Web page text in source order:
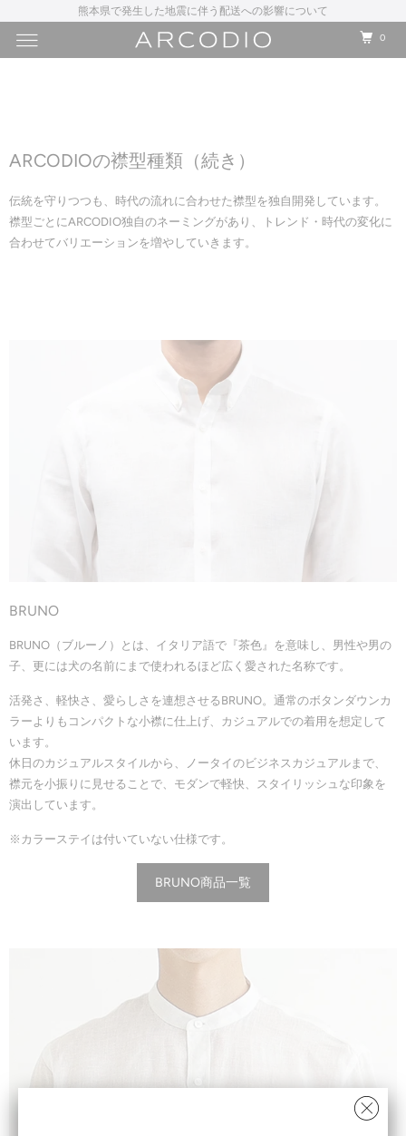
熊本県で発生した地震に伴う配送への影響について
ARCODIOの襟型種類（続き）
伝統を守りつつも、時代の流れに合わせた襟型を独自開発しています。
襟型ごとにARCODIO独自のネーミングがあり、トレンド・時代の変化に
合わせてバリエーションを増やしていきます。
BRUNO
BRUNO（ブルーノ）とは、イタリア語で『茶色』を意味し、男性や男の
子、更には犬の名前にまで使われるほど広く愛された名称です。
活発さ、軽快さ、愛らしさを連想させるBRUNO。通常のボタンダウンカ
ラーよりもコンパクトな小襟に仕上げ、カジュアルでの着用を想定して
います。
休日のカジュアルスタイルから、ノータイのビジネスカジュアルまで、
襟元を小振りに見せることで、モダンで軽快、スタイリッシュな印象を
演出しています。
※カラーステイは付いていない仕様です。
BRUNO商品一覧
0